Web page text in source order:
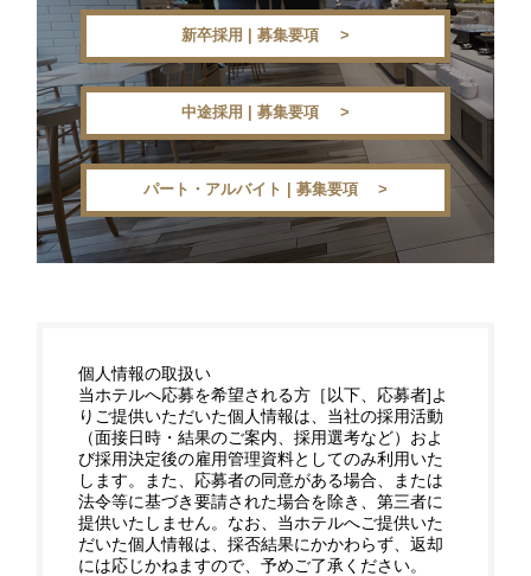
新卒採用 | 募集要項
中途採用 | 募集要項
パート・アルバイト | 募集要項
個人情報の取扱い
当ホテルへ応募を希望される方［以下、応募者]よ
りご提供いただいた個人情報は、当社の採用活動
（面接日時・結果のご案内、採用選考など）およ
び採用決定後の雇用管理資料としてのみ利用いた
します。また、応募者の同意がある場合、または
法令等に基づき要請された場合を除き、第三者に
提供いたしません。なお、当ホテルへご提供いた
だいた個人情報は、採否結果にかかわらず、返却
には応じかねますので、予めご了承ください。